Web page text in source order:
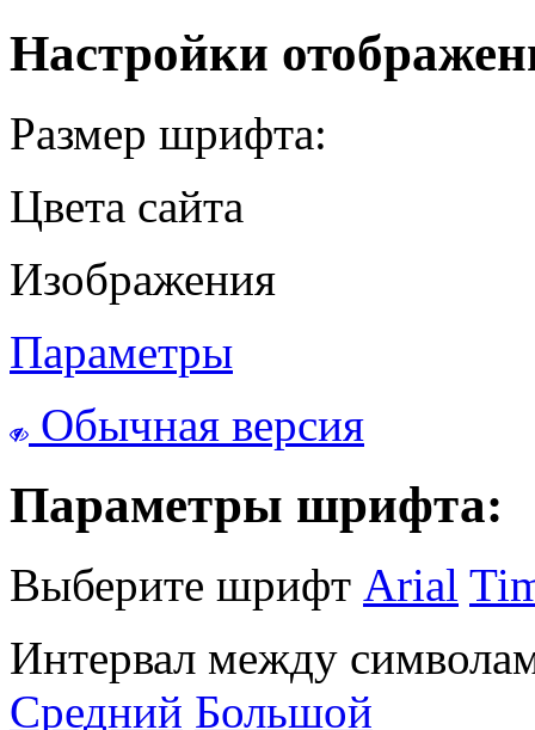
Настройки
Размер шрифта:
Цвета сайта
Изображения
Параметры
Обычная версия
Параметры шрифта:
Выберите шрифт Arial
Интервал между
Средний Большой